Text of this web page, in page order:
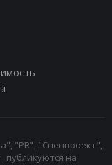
"PR", "Спецпроект",
публикуются на